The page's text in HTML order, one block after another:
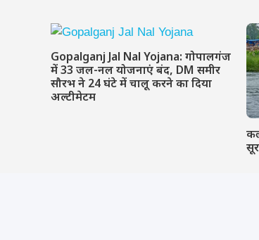
Gopalganj Jal Nal Yojana: गोपालगंज
में 33 जल-नल योजनाएं बंद, DM समीर
सौरभ ने 24 घंटे में चालू करने का दिया
अल्टीमेटम